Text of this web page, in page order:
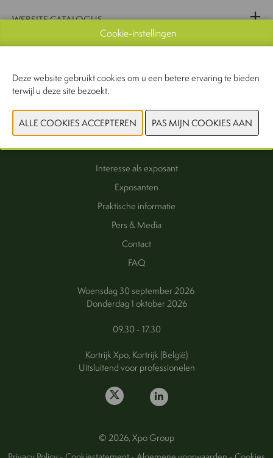
WEBSITE CATALOGUS
PRODUCTGROEP
VORIGE
Interesse als exposant
Exposanten
Praktische informatie
Pers & Media
Contact
FAQ
Woensdag 30 september 2026
Donderdag 1 oktober 2026
09.30 - 17.30
Kortrijk Xpo, Kortrijk (België)
Uitsluitend voor professionelen
© 2026, Xpo Group
Cookie-instellingen
Deze website gebruikt cookies om u een betere ervaring te bieden
terwijl u deze site bezoekt.